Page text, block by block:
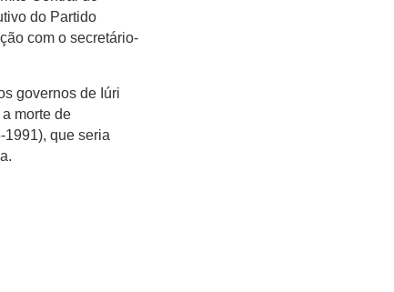
do Partido
com o secretário-
governos de Iúri
morte de
que seria